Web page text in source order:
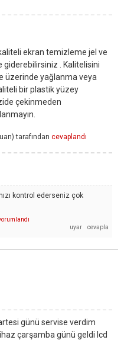
ekran temizleme jel ve
giderebilirsiniz . Kalitelisini
üzerinde yağlanma veya
bir plastik yüzey
çekinmeden
tarafından cevaplandı
kontrol ederseniz çok
günü servise verdim
çarşamba günü geldi lcd